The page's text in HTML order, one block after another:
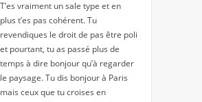
T’es vraiment un sale type et en
plus t’es pas cohérent. Tu
revendiques le droit de pas être poli
et pourtant, tu as passé plus de
temps à dire bonjour qu’à regarder
le paysage. Tu dis bonjour à Paris
mais ceux que tu croises en